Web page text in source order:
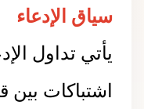
سياق الإدعاء
يأتي تداول
اشتباكات بين